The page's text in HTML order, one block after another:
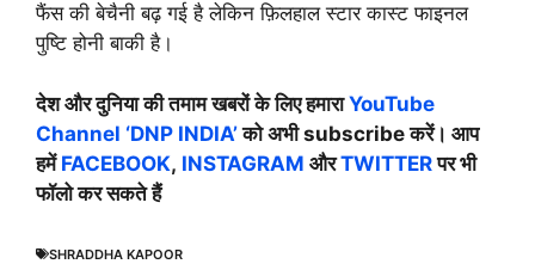
फैंस की बेचैनी बढ़ गई है लेकिन फ़िलहाल स्टार कास्ट फाइनल
पुष्टि होनी बाकी है।
देश और दुनिया की तमाम खबरों के लिए हमाराYouTube
Channel ‘DNP INDIA’को अभी subscribe करें। आप
हमें FACEBOOK, INSTAGRAM औरTWITTERपर भी
फॉलो कर सकते हैं
SHRADDHA KAPOOR